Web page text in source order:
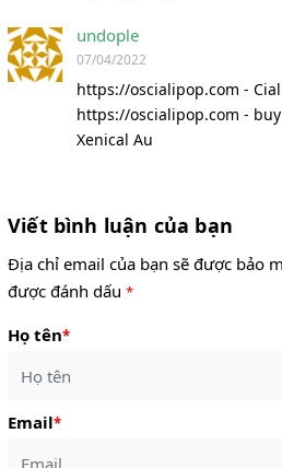
undople
07/04/2022
https://oscialipop.com -
https://oscialipop.com -
Xenical Au
Viết bình luận của bạn
Địa chỉ email của bạn sẽ được bảo
được đánh dấu *
Họ tên*
Email*